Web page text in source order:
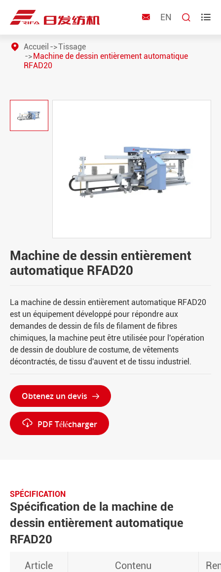
 EN  
Accueil
Tissage
Machine de dessin entièrement automatique
RFAD20
Machine de dessin entièrement
automatique RFAD20
La machine de dessin entièrement automatique RFAD20
est un équipement développé pour répondre aux
demandes de dessin de fils de filament de fibres
chimiques, la machine peut être utilisée pour l'opération
de dessin de doublure de costume, de vêtements
décontractés, de tissu d'auvent et de tissu industriel.
Obtenez un devis 
 PDF Télécharger
SPÉCIFICATION
Spécification de la machine de
dessin entièrement automatique
RFAD20
Article Contenu